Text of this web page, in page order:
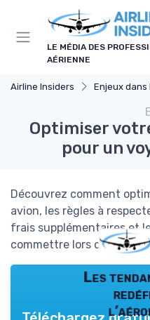
LE MÉDIA DES
AÉRIENNE
Airline Insiders Enjeux dans les
Optimiser
pour un
Découvrez comment
avion, les règles à
frais supplémentaires et
commettre lors de vos
Les
Panneau de gestion des